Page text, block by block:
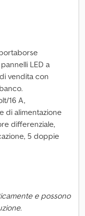
LED a
vendita con
16 A,
di alimentazione
differenziale,
5 doppie
e possono